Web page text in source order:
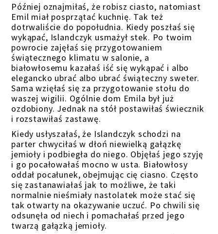
Później oznajmiłaś, że robisz ciasto, natomiast
Emil miał posprzątać kuchnię. Tak też
dotrwaliście do popołudnia. Kiedy poszłaś się
wykąpać, Islandczyk usmażył stek. Po twoim
powrocie zajęłaś się przygotowaniem
świątecznego klimatu w salonie, a
białowłosemu kazałaś iść się wykąpać i albo
elegancko ubrać albo ubrać świąteczny sweter.
Sama wzięłaś się za przygotowanie stołu do
waszej wigilii. Ogólnie dom Emila był już
ozdobiony. Jednak na stół postawiłaś świecznik
i rozstawiłaś zastawę.
Kiedy usłyszałaś, że Islandczyk schodzi na
parter chwyciłaś w dłoń niewielką gałązkę
jemioły i podbiegła do niego. Objęłaś jego szyję
i go pocałowałaś mocno w usta. Białowłosy
oddał pocałunek, obejmując cię ciasno. Często
się zastanawiałaś jak to możliwe, że taki
normalnie nieśmiały nastolatek może stać się
tak otwarty na okazywanie uczuć. Po chwili się
odsunęła od niech i pomachałaś przed jego
twarzą gałązką jemioły.